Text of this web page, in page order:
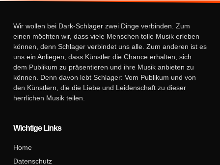
Wir wollen bei Dark-Schlager zwei Dinge verbinden. Zum
einen möchten wir, dass viele Menschen tolle Musik erleben
können, denn Schlager verbindet uns alle. Zum anderen ist es
uns ein Anliegen, dass Künstler die Chance erhalten, sich
dem Publikum zu präsentieren und ihre Musik anbieten zu
können. Denn davon lebt Schlager: Vom Publikum und von
den Künstlern, die die Liebe und Leidenschaft zu dieser
herrlichen Musik teilen.
Wichtige Links
Home
Datenschutz